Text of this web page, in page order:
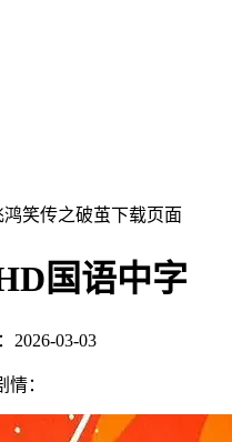
鸿笑传之破茧下载页面
国语中字
2026-03-03
：